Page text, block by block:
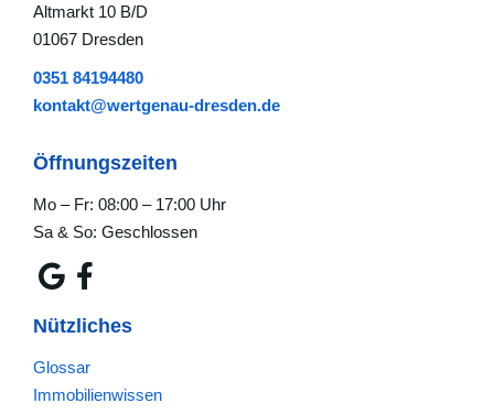
Altmarkt 10 B/D
01067 Dresden
0351 84194480
kontakt@wertgenau-dresden.de
Öffnungszeiten
Mo – Fr: 08:00 – 17:00 Uhr
Sa & So: Geschlossen
Nützliches
Glossar
Immobilienwissen